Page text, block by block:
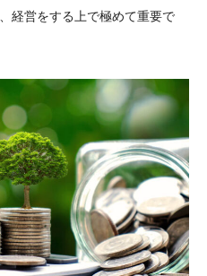
経営をする上で極めて重要で